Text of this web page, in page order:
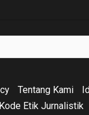
Tentang Kami
Kode Etik Jurnalistik